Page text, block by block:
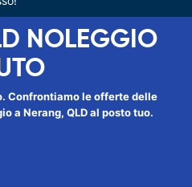
NOLEGGIO
Confrontiamo le offerte delle
a Nerang, QLD al posto tuo.